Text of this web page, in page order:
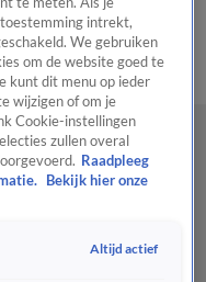
de redactiePanelVideo's
toestemming intrekt,
We gebruiken
om de website goed te
kunt dit menu op ieder
wijzigen of om je
Cookie-instellingen
zullen overal
Raadpleeg
Bekijk hier onze
Altijd actief